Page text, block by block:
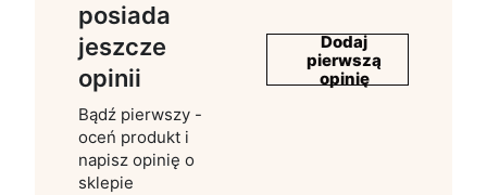
posiada
jeszcze
opinii
Bądź pierwszy -
oceń produkt i
napisz opinię o
sklepie
Dodaj
pierwszą
opinię